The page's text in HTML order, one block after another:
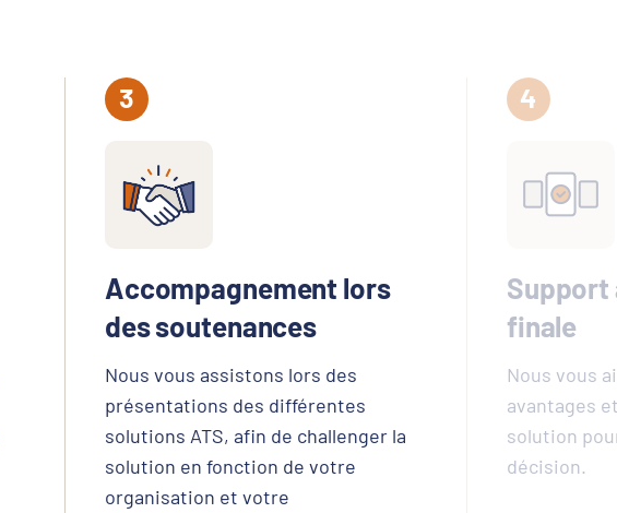
Accompagnement lors
des soutenances
Nous vous assistons lors des
présentations des différentes
solutions ATS, afin de challenger la
solution en fonction de votre
organisation et votre
Support
finale
Nous vous
avantages
solution
décision.